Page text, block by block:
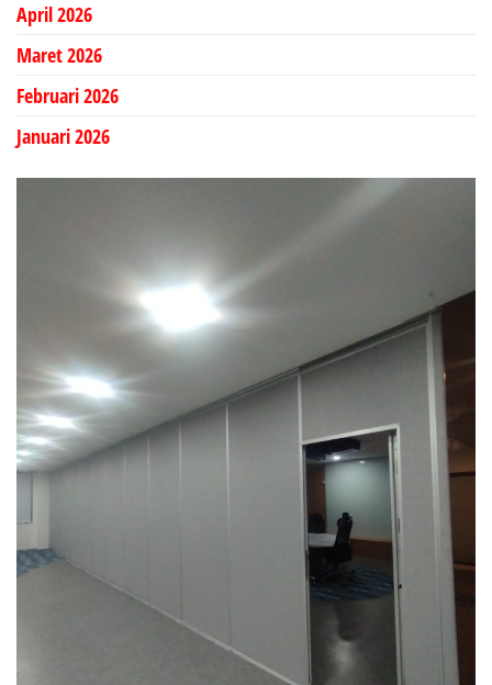
April 2026
Maret 2026
Februari 2026
Januari 2026